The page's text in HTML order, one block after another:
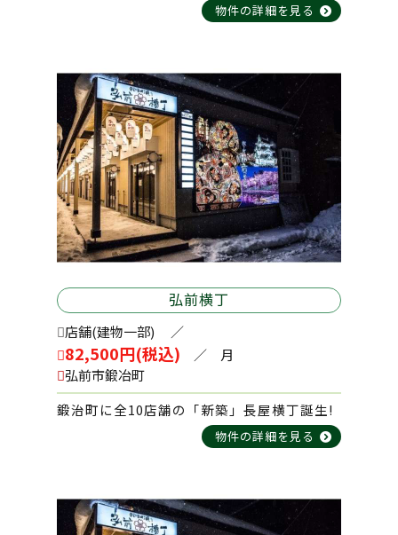
2026-03-06
在府町パーキング №3
2026-02-17
ガーデンパレス田園A棟 201号室
2026-02-17
めぐみ荘 １号
2026-02-17
コーポミヤコ 202号室
エステート・パレ・わせだ 201号室
物件の詳細を見る
弘前横丁
店舗(建物一部) ／
82,500円(税込) ／ 月
弘前市鍛冶町
鍛治町に全10店舗の「新築」長屋横丁誕生!
物件の詳細を見る